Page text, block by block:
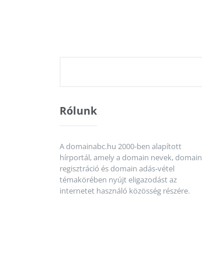
Rólunk
A domainabc.hu 2000-ben alapított
hírportál, amely a domain nevek, domain
regisztráció és domain adás-vétel
témakörében nyújt eligazodást az
internetet használó közösség részére.